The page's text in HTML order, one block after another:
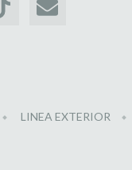
LINEA EXTERIOR